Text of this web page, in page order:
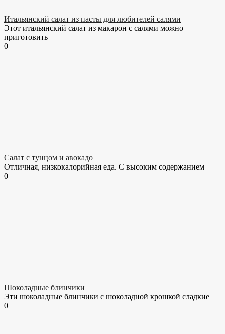
Итальянский салат из пасты для любителей салями
Этот итальянский салат из макарон с салями можно
приготовить
0
Салат с тунцом и авокадо
Отличная, низкокалорийная еда. С высоким содержанием
0
Шоколадные блинчики
Эти шоколадные блинчики с шоколадной крошкой сладкие
0